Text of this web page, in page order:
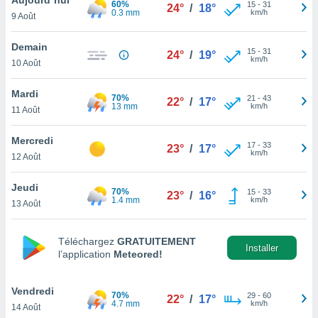
et
»,
au
vous
qu'ils
ou
le
ainsi
un
la
du
9 Août
60%
0.3 mm
24° / 18° 15- 31
km/h
Demain
10 Août
24° / 19° 15- 31
km/h
Mardi
11 Août
70%
13 mm
22° / 17° 21 - 43
km/h
Mercredi
12 Août
23° / 17° 17- 33
km/h
Jeudi
13 Août
70%
1.4 mm
23° / 16° 15- 33
km/h
Téléchargez GRATUITEMENT
l’application Meteored!
Installer
Vendredi
14 Août
70%
4.7 mm
22° / 17° 29- 60
km/h